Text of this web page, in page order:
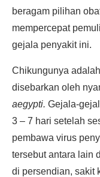
beragam pilihan
mempercepat
gejala penyakit ini.
Chikungunya
disebarkan oleh
aegypti. Gejala-
3 – 7 hari setelah
pembawa virus
tersebut antara lain
di persendian, sakit